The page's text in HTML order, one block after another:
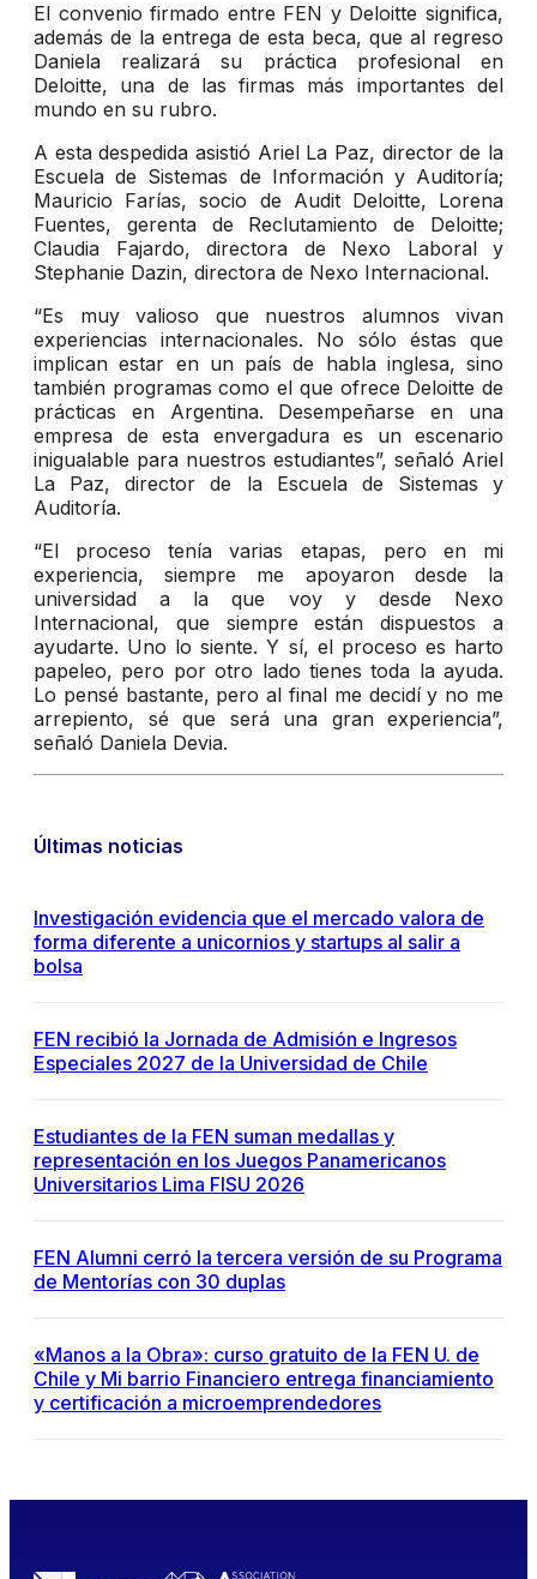
El convenio firmado entre FEN y Deloitte significa,
además de la entrega de esta beca, que al regreso
Daniela realizará su práctica profesional en
Deloitte, una de las firmas más importantes del
mundo en su rubro.
A esta despedida asistió Ariel La Paz, director de la
Escuela de Sistemas de Información y Auditoría;
Mauricio Farías, socio de Audit Deloitte, Lorena
Fuentes, gerenta de Reclutamiento de Deloitte;
Claudia Fajardo, directora de Nexo Laboral y
Stephanie Dazin, directora de Nexo Internacional.
“Es muy valioso que nuestros alumnos vivan
experiencias internacionales. No sólo éstas que
implican estar en un país de habla inglesa, sino
también programas como el que ofrece Deloitte de
prácticas en Argentina. Desempeñarse en una
empresa de esta envergadura es un escenario
inigualable para nuestros estudiantes”, señaló Ariel
La Paz, director de la Escuela de Sistemas y
Auditoría.
“El proceso tenía varias etapas, pero en mi
experiencia, siempre me apoyaron desde la
universidad a la que voy y desde Nexo
Internacional, que siempre están dispuestos a
ayudarte. Uno lo siente. Y sí, el proceso es harto
papeleo, pero por otro lado tienes toda la ayuda.
Lo pensé bastante, pero al final me decidí y no me
arrepiento, sé que será una gran experiencia”,
señaló Daniela Devia.
Últimas noticias
Investigación evidencia que el mercado valora de
forma diferente a unicornios y startups al salir a
bolsa
FEN recibió la Jornada de Admisión e Ingresos
Especiales 2027 de la Universidad de Chile
Estudiantes de la FEN suman medallas y
representación en los Juegos Panamericanos
Universitarios Lima FISU 2026
FEN Alumni cerró la tercera versión de su Programa
de Mentorías con 30 duplas
«Manos a la Obra»: curso gratuito de la FEN U. de
Chile y Mi barrio Financiero entrega financiamiento
y certificación a microemprendedores